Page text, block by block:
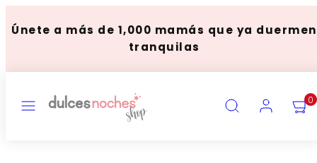
toÚnete a más de 1,000 mamás que ya duermen
tranquilas
VIEW
MY
0